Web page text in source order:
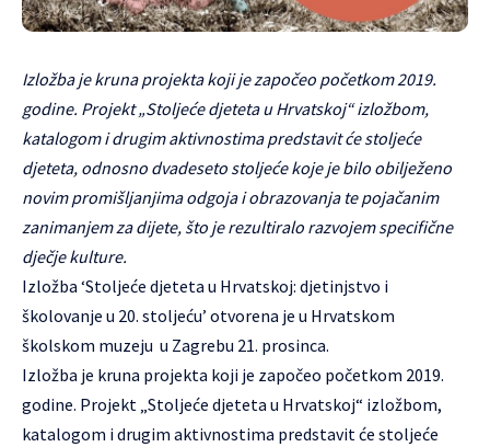
Izložba je kruna projekta koji je započeo početkom 2019.
godine. Projekt „Stoljeće djeteta u Hrvatskoj“ izložbom,
katalogom i drugim aktivnostima predstavit će stoljeće
djeteta, odnosno dvadeseto stoljeće koje je bilo obilježeno
novim promišljanjima odgoja i obrazovanja te pojačanim
zanimanjem za dijete, što je rezultiralo razvojem specifične
dječje kulture.
Izložba ‘Stoljeće djeteta u Hrvatskoj: djetinjstvo i
školovanje u 20. stoljeću’ otvorena je u Hrvatskom
školskom muzeju u Zagrebu 21. prosinca.
Izložba je kruna projekta koji je započeo početkom 2019.
godine. Projekt „Stoljeće djeteta u Hrvatskoj“ izložbom,
katalogom i drugim aktivnostima predstavit će stoljeće